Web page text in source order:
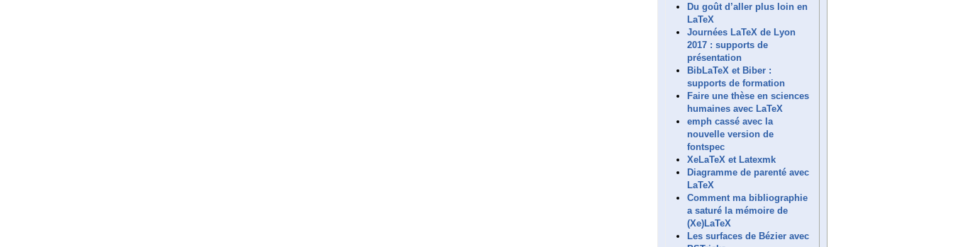
Du goût d’aller plus loin en
LaTeX
Journées LaTeX de Lyon
2017 : supports de
présentation
BibLaTeX et Biber :
supports de formation
Faire une thèse en sciences
humaines avec LaTeX
emph cassé avec la
nouvelle version de
fontspec
XeLaTeX et Latexmk
Diagramme de parenté avec
LaTeX
Comment ma bibliographie
a saturé la mémoire de
(Xe)LaTeX
Les surfaces de Bézier avec